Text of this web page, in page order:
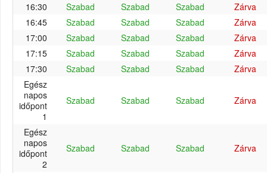
16:30 Szabad Szabad Szabad
Zárva
16:45
Szabad Szabad Szabad
Zárva
17:00
Szabad Szabad Szabad
Zárva
17:15
Szabad Szabad Szabad
Zárva
17:30
Szabad Szabad Szabad
Zárva
Egész
napos
időpont
1
Szabad Szabad Szabad Zárva
Egész
napos
időpont
2
Szabad Szabad Szabad Zárva